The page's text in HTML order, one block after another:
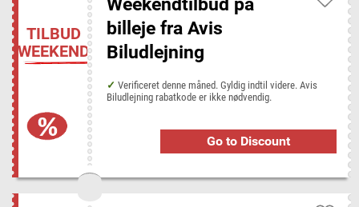
Rabatkoder fra lignende butikker
Populære butikker hos Disconta
Bodum
TILBUD
WEEKEND
billeje fra Avis
Biludlejning
Verificeret denne måned. Gyldig indtil videre. Avis
Biludlejning rabatkode er ikke nødvendig.
Go to Discount